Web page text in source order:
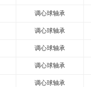
调心球轴承
调心球轴承
调心球轴承
调心球轴承
调心球轴承